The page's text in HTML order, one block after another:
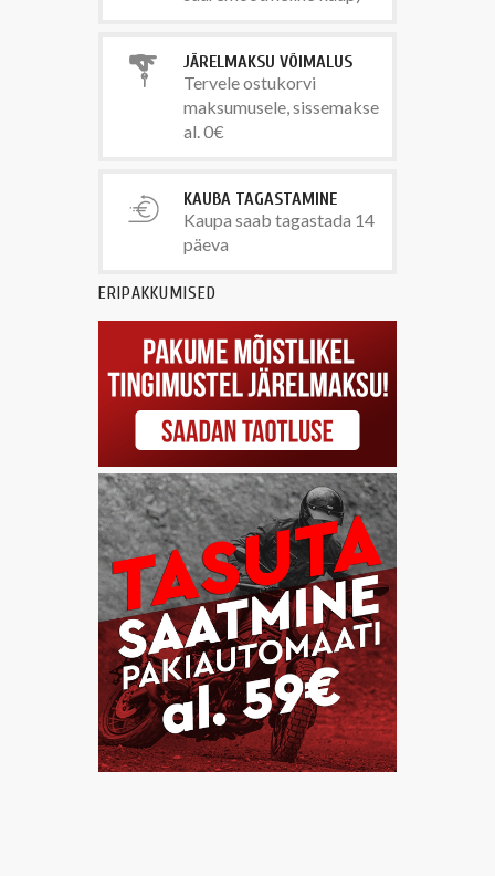
JÄRELMAKSU VÕIMALUS
Tervele ostukorvi
maksumusele, sissemakse
al. 0€
KAUBA TAGASTAMINE
Kaupa saab tagastada 14
päeva
ERIPAKKUMISED